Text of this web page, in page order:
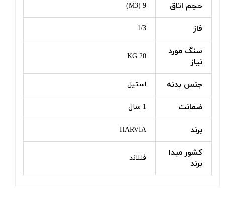
حجم اتاق 9 (M3)
فاز 1/3
سنگ مورد
نیاز
20 KG
جنس بدنه استیل
ضمانت 1 سال
برند HARVIA
کشور مبدا
برند
فنلاند